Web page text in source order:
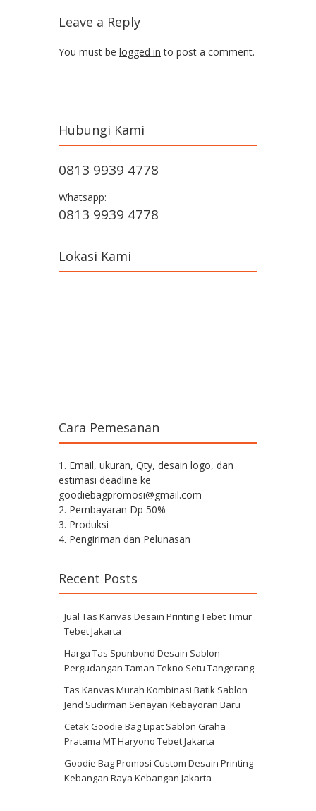
Leave a Reply
You must be logged in to post a comment.
Hubungi Kami
0813 9939 4778
Whatsapp:
0813 9939 4778
Lokasi Kami
Cara Pemesanan
1. Email, ukuran, Qty, desain logo, dan
estimasi deadline ke
goodiebagpromosi@gmail.com
2. Pembayaran Dp 50%
3. Produksi
4. Pengiriman dan Pelunasan
Recent Posts
Jual Tas Kanvas Desain Printing Tebet Timur
Tebet Jakarta
Harga Tas Spunbond Desain Sablon
Pergudangan Taman Tekno Setu Tangerang
Tas Kanvas Murah Kombinasi Batik Sablon
Jend Sudirman Senayan Kebayoran Baru
Cetak Goodie Bag Lipat Sablon Graha
Pratama MT Haryono Tebet Jakarta
Goodie Bag Promosi Custom Desain Printing
Kebangan Raya Kebangan Jakarta